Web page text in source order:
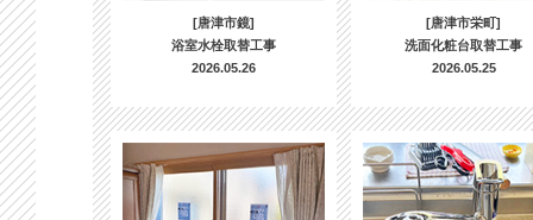
[唐津市鏡]
浴室水栓取替工事
2026.05.26
[唐津市栄町]
洗面化粧台取替工事
2026.05.25